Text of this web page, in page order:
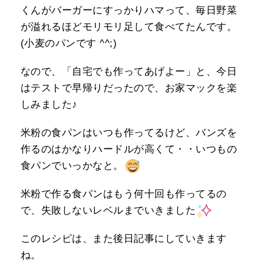
くんがバーガーにすっかりハマって、毎日野菜
が溢れるほどモリモリ足して食べてたんです。
(小麦のパンです ^^;)
なので、「自宅でも作ってあげよー」と、今日
はテストで早帰りだったので、お家マックを楽
しみました♪
米粉の食パンはいつも作ってるけど、バンズを
作るのはかなりハードルが高くて・・いつもの
食パンでいっかなと。
米粉で作る食パンはもう何十回も作ってるの
で、失敗しないレベルまでいきました
このレシピは、また後日記事にしていきます
ね。